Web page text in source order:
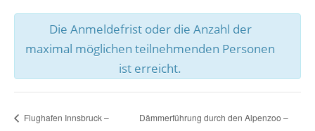
Die Anmeldefrist oder die Anzahl der
maximal möglichen teilnehmenden Personen
ist erreicht.
Flughafen Innsbruck –
Dämmerführung durch den Alpenzoo –